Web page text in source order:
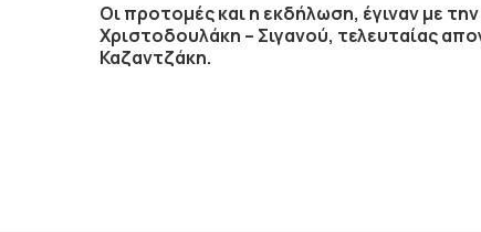
Οι προτομές και η εκδήλωση, έγιναν με
Χριστοδουλάκη – Σιγανού, τελευταίας
Καζαντζάκη.